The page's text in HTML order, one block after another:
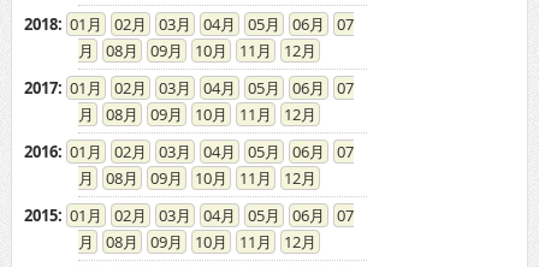
2018: 01 02 03 04 05 06
07
08
09 10 11
12
2017: 01 02 03 04 05 06
07
08
09 10 11
12
2016: 01 02 03 04 05 06
07
08
09 10 11
12
2015: 01 02 03 04 05 06
07
08
09 10 11
12